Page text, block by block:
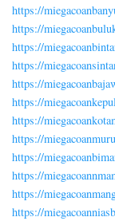
https://
https://
https://
https://
https://
https://
https://
https://
https://
https://
https://
https://